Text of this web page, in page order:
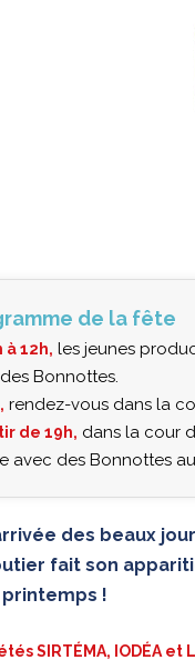
de la fête
à 12h, les jeunes
Bonnottes.
rendez-vous dans la
de 19h, dans la cour
avec des Bonnottes
des beaux
fait son
!
SIRTÉMA, IODÉA